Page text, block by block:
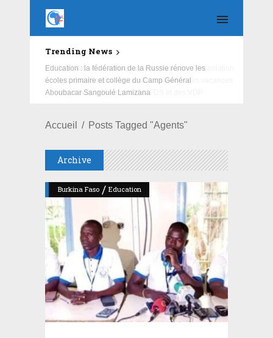
Trending News
Education : la fédération de la Russie rénove les
écoles primaire et collège du Camp Général
Aboubacar Sangoulé Lamizana
Accueil Posts Tagged "Agents"
Archive
Burkina Faso / Education